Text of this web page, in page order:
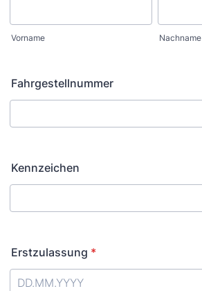
Vorname Nachname
Fahrgestellnummer
Kennzeichen
Erstzulassung *